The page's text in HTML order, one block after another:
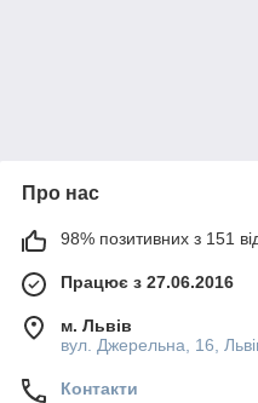
Про нас
98% позитивних з 151
Працює з 27.06.2016
м. Львів
вул. Джерельна, 16,
Контакти